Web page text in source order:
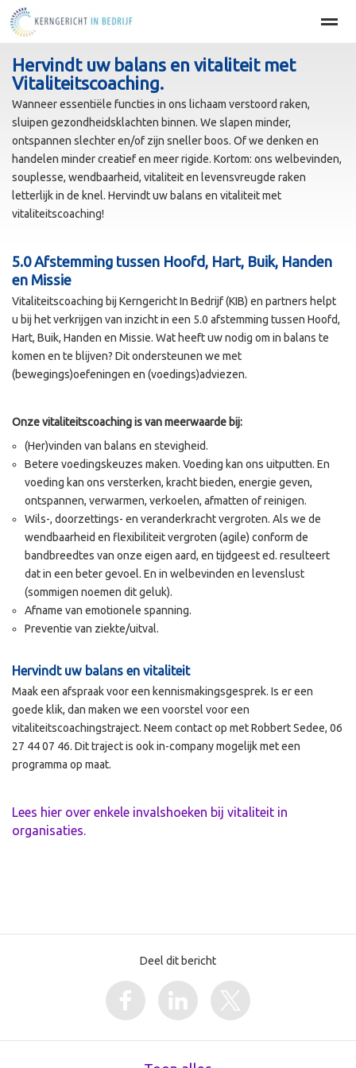
Home BEDRIJFSOPTIMALISATIE PERSOONLIJKE
Home Agenda Nieuws Zoeken
Hervindt uw balans en vitaliteit met
Vitaliteitscoaching.
Wanneer essentiële functies in ons lichaam verstoord raken,
sluipen gezondheidsklachten binnen. We slapen minder,
ontspannen slechter en/of zijn sneller boos. Of we denken en
handelen minder creatief en meer rigide. Kortom: ons welbevinden,
souplesse, wendbaarheid, vitaliteit en levensvreugde raken
letterlijk in de knel. Hervindt uw balans en vitaliteit met
vitaliteitscoaching!
5.0 Afstemming tussen Hoofd, Hart, Buik, Handen
en Missie
Vitaliteitscoaching bij Kerngericht In Bedrijf (KIB) en partners helpt
u bij het verkrijgen van inzicht in een 5.0 afstemming tussen Hoofd,
Hart, Buik, Handen en Missie. Wat heeft uw nodig om in balans te
komen en te blijven? Dit ondersteunen we met
(bewegings)oefeningen en (voedings)adviezen.
Onze vitaliteitscoaching is van meerwaarde bij:
(Her)vinden van balans en stevigheid.
Betere voedingskeuzes maken. Voeding kan ons uitputten. En
voeding kan ons versterken, kracht bieden, energie geven,
ontspannen, verwarmen, verkoelen, afmatten of reinigen.
Wils-, doorzettings- en veranderkracht vergroten. Als we de
wendbaarheid en flexibiliteit vergroten (agile) conform de
bandbreedtes van onze eigen aard, en tijdgeest ed. resulteert
dat in een beter gevoel. En in welbevinden en levenslust
(sommigen noemen dit geluk).
Afname van emotionele spanning.
Preventie van ziekte/uitval.
Hervindt uw balans en vitaliteit
Maak een afspraak voor een kennismakingsgesprek. Is er een
goede klik, dan maken we een voorstel voor een
vitaliteitscoachingstraject. Neem contact op met Robbert Sedee, 06
27 44 07 46. Dit traject is ook in-company mogelijk met een
programma op maat.
Lees hier over enkele invalshoeken bij vitaliteit in
organisaties.
Deel dit bericht